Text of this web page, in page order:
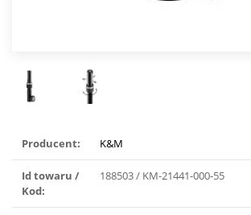
Producent: K&M
Id towaru /
Kod:
188503 / KM-21441-000-55